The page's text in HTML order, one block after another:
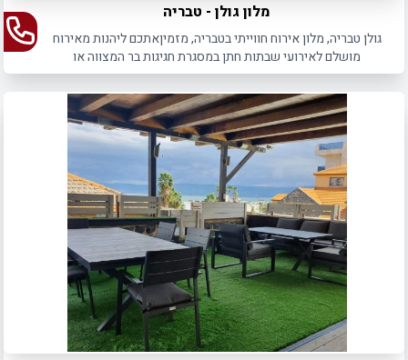
מלון גולן - טבריה
גולן טבריה, מלון אירוח חווייתי בטבריה, מזמיןאתכם ליהנות מאירוח
מושלם לאירועי שבתות חתן במסגרת חגיגות בר המצווה או
החתונה.